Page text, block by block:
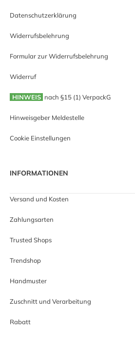
Datenschutzerklärung
Widerrufsbelehrung
Formular zur Widerrufsbelehrung
Widerruf
HINWEIS nach §15 (1) VerpackG
Hinweisgeber Meldestelle
Cookie Einstellungen
INFORMATIONEN
Versand und Kosten
Zahlungsarten
Trusted Shops
Trendshop
Handmuster
Zuschnitt und Verarbeitung
Rabatt